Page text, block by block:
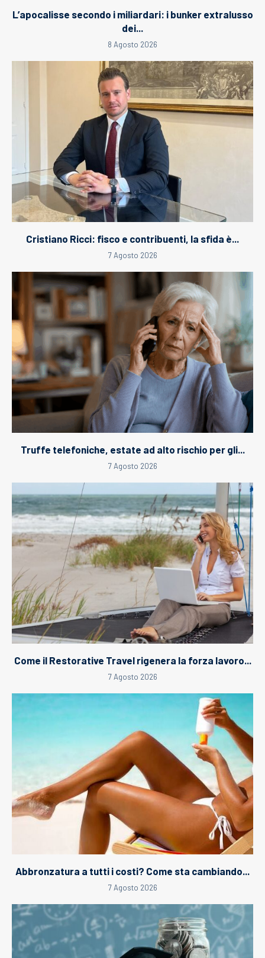
L’apocalisse secondo i miliardari: i bunker extralusso
dei...
8 Agosto 2026
Cristiano Ricci: fisco e contribuenti, la sfida è...
7 Agosto 2026
Truffe telefoniche, estate ad alto rischio per gli...
7 Agosto 2026
Come il Restorative Travel rigenera la forza lavoro...
7 Agosto 2026
Abbronzatura a tutti i costi? Come sta cambiando...
7 Agosto 2026